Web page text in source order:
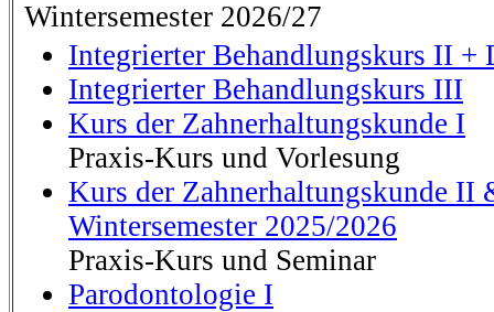
Wintersemester 2026/27
Integrierter Behandlungskurs II +
Integrierter Behandlungskurs III
Kurs der Zahnerhaltungskunde I
Praxis-Kurs und Vorlesung
Kurs der Zahnerhaltungskunde II
Wintersemester 2025/2026
Praxis-Kurs und Seminar
Parodontologie I